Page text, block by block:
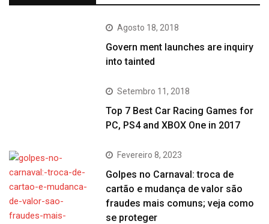
Agosto 18, 2018
Govern ment launches are inquiry
into tainted
Setembro 11, 2018
Top 7 Best Car Racing Games for
PC, PS4 and XBOX One in 2017
Fevereiro 8, 2023
Golpes no Carnaval: troca de
cartão e mudança de valor são
fraudes mais comuns; veja como
se proteger